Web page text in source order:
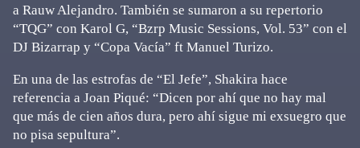
a Rauw Alejandro. También se sumaron a su repertorio
“TQG” con Karol G, “Bzrp Music Sessions, Vol. 53” con el
DJ Bizarrap y “Copa Vacía” ft Manuel Turizo.
En una de las estrofas de “El Jefe”, Shakira hace
referencia a Joan Piqué: “Dicen por ahí que no hay mal
que más de cien años dura, pero ahí sigue mi exsuegro que
no pisa sepultura”.